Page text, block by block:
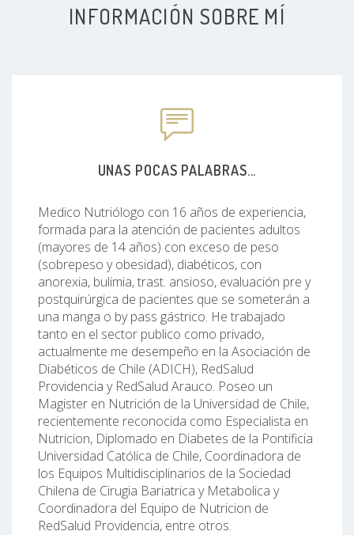
INFORMACIÓN SOBRE MÍ
UNAS POCAS PALABRAS...
Medico Nutriólogo con 16 años de experiencia,
formada para la atención de pacientes adultos
(mayores de 14 años) con exceso de peso
(sobrepeso y obesidad), diabéticos, con
anorexia, bulimia, trast. ansioso, evaluación pre y
postquirúrgica de pacientes que se someterán a
una manga o by pass gástrico. He trabajado
tanto en el sector publico como privado,
actualmente me desempeño en la Asociación de
Diabéticos de Chile (ADICH), RedSalud
Providencia y RedSalud Arauco. Poseo un
Magister en Nutrición de la Universidad de Chile,
recientemente reconocida como Especialista en
Nutricion, Diplomado en Diabetes de la Pontificia
Universidad Católica de Chile, Coordinadora de
los Equipos Multidisciplinarios de la Sociedad
Chilena de Cirugia Bariatrica y Metabolica y
Coordinadora del Equipo de Nutricion de
RedSalud Providencia, entre otros.